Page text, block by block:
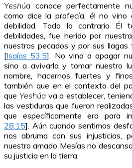
Yeshúa conoce perfectamente
como dice la profecía, él no vino
debilidad. Todo lo contrario Él
debilidades, fue herido por
nuestros pecados y por sus llagas
[Isaías 53:5]. No vino a apagar
sino a avivarla y tomar nuestro
nombre, hacernos fuertes y
también que en el contexto del
que Yeshúava a establecer,
las vestiduras que fueron
que específicamente era para
28:15]. Aún cuando sentimos
nos abruma con sus injusticias,
nuestro amado Mesías no
su justicia en la tierra.